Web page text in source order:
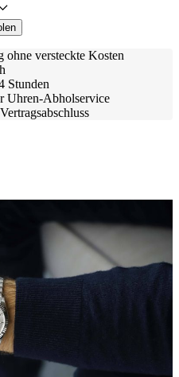
versteckte Kosten
Stunden
Uhren-Abholservice